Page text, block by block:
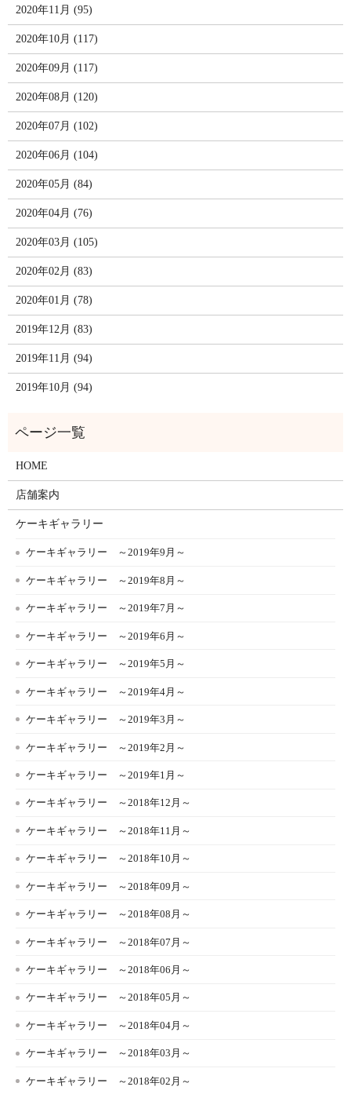
2020年11月 (95)
2020年10月 (117)
2020年09月 (117)
2020年08月 (120)
2020年07月 (102)
2020年06月 (104)
2020年05月 (84)
2020年04月 (76)
2020年03月 (105)
2020年02月 (83)
2020年01月 (78)
2019年12月 (83)
2019年11月 (94)
2019年10月 (94)
HOME
店舗案内
ケーキギャラリー
ケーキギャラリー ～2019年9月～
ケーキギャラリー ～2019年8月～
ケーキギャラリー ～2019年7月～
ケーキギャラリー ～2019年6月～
ケーキギャラリー ～2019年5月～
ケーキギャラリー ～2019年4月～
ケーキギャラリー ～2019年3月～
ケーキギャラリー ～2019年2月～
ケーキギャラリー ～2019年1月～
ケーキギャラリー ～2018年12月～
ケーキギャラリー ～2018年11月～
ケーキギャラリー ～2018年10月～
ケーキギャラリー ～2018年09月～
ケーキギャラリー ～2018年08月～
ケーキギャラリー ～2018年07月～
ケーキギャラリー ～2018年06月～
ケーキギャラリー ～2018年05月～
ケーキギャラリー ～2018年04月～
ケーキギャラリー ～2018年03月～
ケーキギャラリー ～2018年02月～